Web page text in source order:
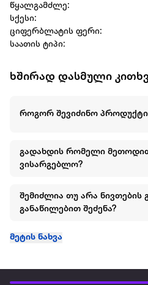
წყალგამძლე:
სქესი:
ციფერბლატის ფერი:
საათის ტიპი:
ხშირად დასმული
როგორ შევიძინო პროდუქტი
გადახდის რომელი
ვისარგებლო?
შემიძლია თუ არა ნივთების
განაწილებით შეძენა?
მეტის ნახვა